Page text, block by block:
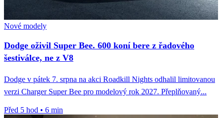
Nové modely
Dodge oživil Super Bee. 600 koní bere z řadového
šestiválce, ne z V8
Dodge v pátek 7. srpna na akci Roadkill Nights odhalil limitovanou
verzi Charger Super Bee pro modelový rok 2027. Přeplňovaný...
Před 5 hod • 6 min